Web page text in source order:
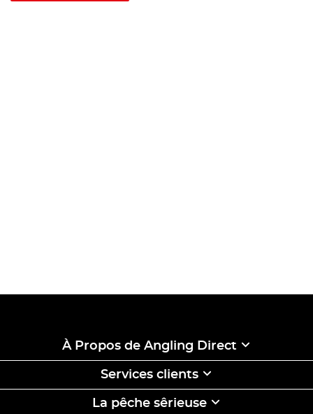
À Propos de Angling Direct
Services clients
La pêche sêrieuse